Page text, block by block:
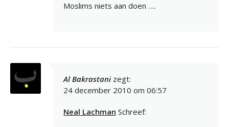
Moslims niets aan doen ….
Al Bakrastani zegt:
24 december 2010 om 06:57
Neal Lachman Schreef: